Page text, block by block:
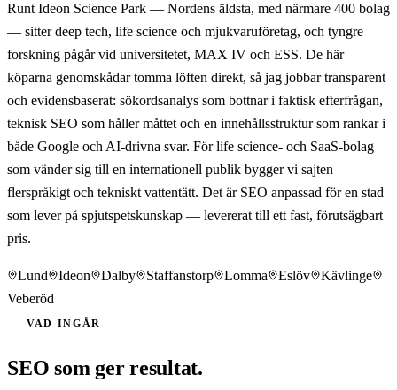
Runt Ideon Science Park — Nordens äldsta, med närmare 400 bolag
— sitter deep tech, life science och mjukvaruföretag, och tyngre
forskning pågår vid universitetet, MAX IV och ESS. De här
köparna genomskådar tomma löften direkt, så jag jobbar transparent
och evidensbaserat: sökordsanalys som bottnar i faktisk efterfrågan,
teknisk SEO som håller måttet och en innehållsstruktur som rankar i
både Google och AI-drivna svar. För life science- och SaaS-bolag
som vänder sig till en internationell publik bygger vi sajten
flerspråkigt och tekniskt vattentätt. Det är SEO anpassad för en stad
som lever på spjutspetskunskap — levererat till ett fast, förutsägbart
pris.
Lund Ideon Dalby Staffanstorp Lomma Eslöv
Kävlinge
Veberöd
VAD INGÅR
SEO som ger resultat.